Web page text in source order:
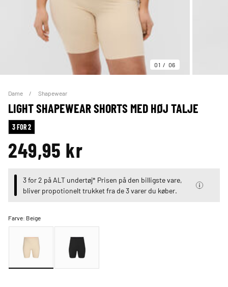
01 06
Dame Shapewear
LIGHT SHAPEWEAR SHORTS MED HØJ TALJE
3 FOR 2
249,95 kr
3 for 2 på ALT undertøj* Prisen på den billigste vare,
bliver propotionelt trukket fra de 3 varer du køber.
Farve: Beige